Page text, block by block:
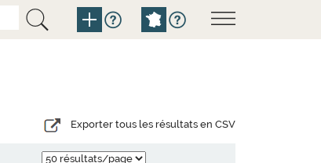
Exporter tous les résultats en CSV